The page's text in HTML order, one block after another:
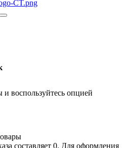
и воспользуйтесь опцией
составляет 0. Для оформления